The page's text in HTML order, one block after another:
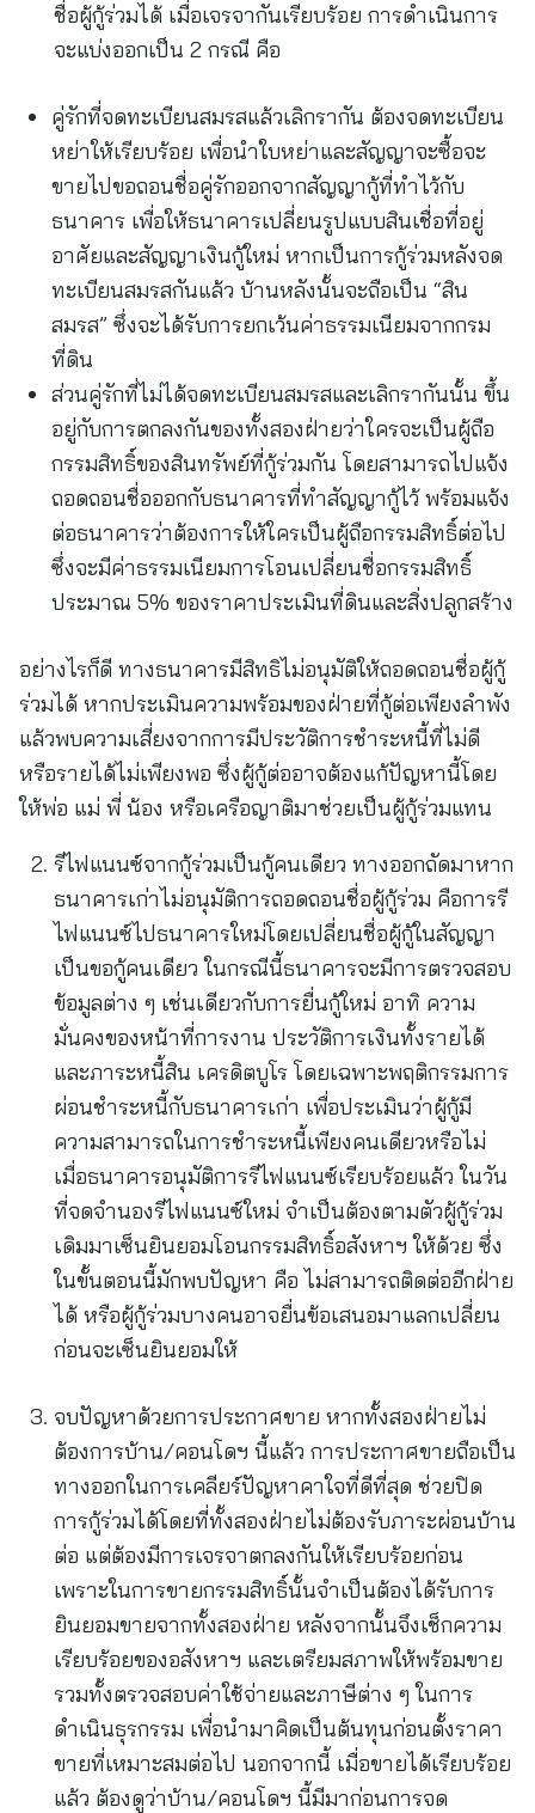
ชื่อผู้กู้ร่วมได้ เมื่อเจรจากันเรียบร้อย การดำเนินการ
จะแบ่งออกเป็น 2 กรณี คือ
คู่รักที่จดทะเบียนสมรสแล้วเลิกรากัน ต้องจดทะเบียน
หย่าให้เรียบร้อย เพื่อนำใบหย่าและสัญญาจะซื้อจะ
ขายไปขอถอนชื่อคู่รักออกจากสัญญากู้ที่ทำไว้กับ
ธนาคาร เพื่อให้ธนาคารเปลี่ยนรูปแบบสินเชื่อที่อยู่
อาศัยและสัญญาเงินกู้ใหม่ หากเป็นการกู้ร่วมหลังจด
ทะเบียนสมรสกันแล้ว บ้านหลังนั้นจะถือเป็น “สิน
สมรส” ซึ่งจะได้รับการยกเว้นค่าธรรมเนียมจากกรม
ที่ดิน
ส่วนคู่รักที่ไม่ได้จดทะเบียนสมรสและเลิกรากันนั้น ขึ้น
อยู่กับการตกลงกันของทั้งสองฝ่ายว่าใครจะเป็นผู้ถือ
กรรมสิทธิ์ของสินทรัพย์ที่กู้ร่วมกัน โดยสามารถไปแจ้ง
ถอดถอนชื่อออกกับธนาคารที่ทำสัญญากู้ไว้ พร้อมแจ้ง
ต่อธนาคารว่าต้องการให้ใครเป็นผู้ถือกรรมสิทธิ์ต่อไป
ซึ่งจะมีค่าธรรมเนียมการโอนเปลี่ยนชื่อกรรมสิทธิ์
ประมาณ 5% ของราคาประเมินที่ดินและสิ่งปลูกสร้าง
อย่างไรก็ดี ทางธนาคารมีสิทธิไม่อนุมัติให้ถอดถอนชื่อผู้กู้
ร่วมได้ หากประเมินความพร้อมของฝ่ายที่กู้ต่อเพียงลำพัง
แล้วพบความเสี่ยงจากการมีประวัติการชำระหนี้ที่ไม่ดี
หรือรายได้ไม่เพียงพอ ซึ่งผู้กู้ต่ออาจต้องแก้ปัญหานี้โดย
ให้พ่อ แม่ พี่ น้อง หรือเครือญาติมาช่วยเป็นผู้กู้ร่วมแทน
รีไฟแนนซ์จากกู้ร่วมเป็นกู้คนเดียว ทางออกถัดมาหาก
ธนาคารเก่าไม่อนุมัติการถอดถอนชื่อผู้กู้ร่วม คือการรี
ไฟแนนซ์ไปธนาคารใหม่โดยเปลี่ยนชื่อผู้กู้ในสัญญา
เป็นขอกู้คนเดียว ในกรณีนี้ธนาคารจะมีการตรวจสอบ
ข้อมูลต่าง ๆ เช่นเดียวกับการยื่นกู้ใหม่ อาทิ ความ
มั่นคงของหน้าที่การงาน ประวัติการเงินทั้งรายได้
และภาระหนี้สิน เครดิตบูโร โดยเฉพาะพฤติกรรมการ
ผ่อนชำระหนี้กับธนาคารเก่า เพื่อประเมินว่าผู้กู้มี
ความสามารถในการชำระหนี้เพียงคนเดียวหรือไม่
เมื่อธนาคารอนุมัติการรีไฟแนนซ์เรียบร้อยแล้ว ในวัน
ที่จดจำนองรีไฟแนนซ์ใหม่ จำเป็นต้องตามตัวผู้กู้ร่วม
เดิมมาเซ็นยินยอมโอนกรรมสิทธิ์อสังหาฯ ให้ด้วย ซึ่ง
ในขั้นตอนนี้มักพบปัญหา คือ ไม่สามารถติดต่ออีกฝ่าย
ได้ หรือผู้กู้ร่วมบางคนอาจยื่นข้อเสนอมาแลกเปลี่ยน
ก่อนจะเซ็นยินยอมให้
จบปัญหาด้วยการประกาศขาย หากทั้งสองฝ่ายไม่
ต้องการบ้าน/คอนโดฯ นี้แล้ว การประกาศขายถือเป็น
ทางออกในการเคลียร์ปัญหาคาใจที่ดีที่สุด ช่วยปิด
การกู้ร่วมได้โดยที่ทั้งสองฝ่ายไม่ต้องรับภาระผ่อนบ้าน
ต่อ แต่ต้องมีการเจรจาตกลงกันให้เรียบร้อยก่อน
เพราะในการขายกรรมสิทธิ์นั้นจำเป็นต้องได้รับการ
ยินยอมขายจากทั้งสองฝ่าย หลังจากนั้นจึงเช็กความ
เรียบร้อยของอสังหาฯ และเตรียมสภาพให้พร้อมขาย
รวมทั้งตรวจสอบค่าใช้จ่ายและภาษีต่าง ๆ ในการ
ดำเนินธุรกรรม เพื่อนำมาคิดเป็นต้นทุนก่อนตั้งราคา
ขายที่เหมาะสมต่อไป นอกจากนี้ เมื่อขายได้เรียบร้อย
แล้ว ต้องดูว่าบ้าน/คอนโดฯ นี้มีมาก่อนการจด